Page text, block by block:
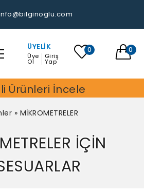
ÜYELIK
Üye
Ol
Giriş
Yap
0 0
Ürünleri İncele
» MİKROMETRELER
İÇİN